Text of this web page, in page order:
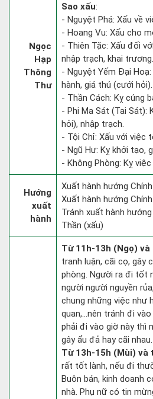
Ngọc
Hạp
Thông
Thư
Sao xấu:
- Nguyệt Phá: Xấu về
- Hoang Vu: Xấu cho
- Thiên Tặc: Xấu đối
nhập trạch, khai trương.
- Nguyệt Yếm Đại
hành, giá thú (cưới hỏi).
- Thần Cách: Kỵ cúng
- Phi Ma Sát (Tai Sát):
hỏi), nhập trạch.
- Tội Chỉ: Xấu với việc
- Ngũ Hư: Kỵ khởi tạo,
- Không Phòng: Kỵ
Hướng
xuất
hành
Xuất hành hướng
Xuất hành hướng
Tránh xuất hành
Thần (xấu)
Từ 11h-13h (Ngọ)
tranh luận, cãi cọ, gây
phòng. Người ra đi tốt
người người nguyền
chung những việc như
quan,…nên tránh đi
phải đi vào giờ này thì
gây ẩu đả hay cãi nhau.
Từ 13h-15h (Mùi) và
rất tốt lành, nếu đi
Buôn bán, kinh doanh
nhà. Phụ nữ có tin